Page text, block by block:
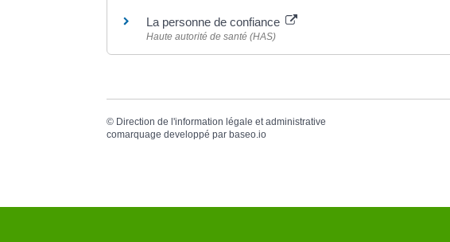
La personne de confiance
Haute autorité de santé (HAS)
© Direction de l'information légale et administrative
comarquage developpé par baseo.io